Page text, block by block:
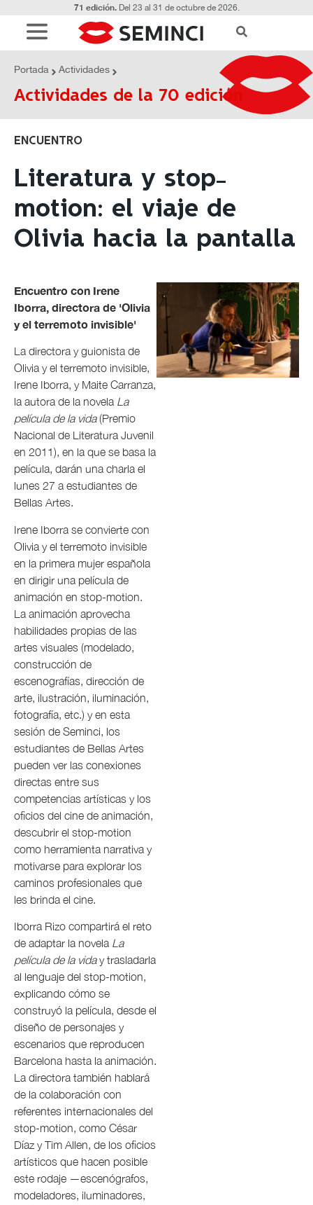
71 edición.Del 23 al 31 de octubre de 2026.
Portada Actividades
Actividades de la 70 edición
ENCUENTRO
Literatura y stop-
motion: el viaje de
Olivia hacia la pantalla
ACTIVIDADES
Literatura y stop-motion: el viaje de
Olivia hacia la pantalla
Encuentro con Irene
Iborra, directora de 'Olivia
y el terremoto invisible'
La directora y guionista de
Olivia y el terremoto invisible,
Irene Iborra, y Maite Carranza,
la autora de la novela La
película de la vida(Premio
Nacional de Literatura Juvenil
en 2011), en la que se basa la
película, darán una charla el
lunes 27 a estudiantes de
Bellas Artes.
Irene Iborra se convierte con
Olivia y el terremoto invisible
en la primera mujer española
en dirigir una película de
animación en stop-motion.
La animación aprovecha
habilidades propias de las
artes visuales (modelado,
construcción de
escenografías, dirección de
arte, ilustración, iluminación,
fotografía, etc.) y en esta
sesión de Seminci, los
estudiantes de Bellas Artes
pueden ver las conexiones
directas entre sus
competencias artísticas y los
oficios del cine de animación,
descubrir el stop-motion
como herramienta narrativa y
motivarse para explorar los
caminos profesionales que
les brinda el cine.
Iborra Rizo compartirá el reto
de adaptar la novela La
película de la viday trasladarla
al lenguaje del stop-motion,
explicando cómo se
construyó la película, desde el
diseño de personajes y
escenarios que reproducen
Barcelona hasta la animación.
La directora también hablará
de la colaboración con
referentes internacionales del
stop-motion, como César
Díaz y Tim Allen, de los oficios
artísticos que hacen posible
este rodaje —escenógrafos,
modeladores, iluminadores,